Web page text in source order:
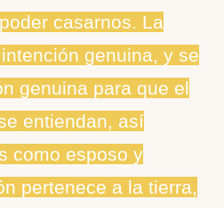
casarnos. La
genuina, y se
genuina para que el
entiendan, así
como esposo y
pertenece a la tierra,